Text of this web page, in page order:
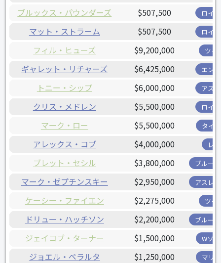
ブルックス・パウンダーズ $507,500 ロイ
マット・ストラーム $507,500 ロイ
フィル・ヒューズ $9,200,000 ツイ
ギャレット・リチャーズ $6,425,000 エン
トニー・シップ $6,000,000 アス
クリス・メドレン $5,500,000 ロイ
マーク・ロー $5,500,000 タイ
アレックス・コブ $4,000,000 レ
ブレット・セシル $3,800,000 ブルー
マーク・ゼプチンスキー $2,950,000 アスレ
ケーシー・ファイエン $2,275,000 ツイ
ドリュー・ハッチソン $2,200,000 ブルー
ジェイコブ・ターナー $1,500,000 Wソ
ジョエル・ペラルタ $1,250,000 マリ